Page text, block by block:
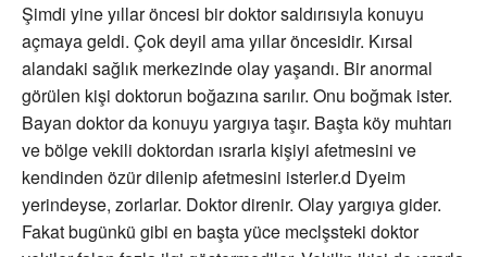
Şimdi yine yıllar öncesi bir doktor saldırısıyla konuyu
açmaya geldi. Çok deyil ama yıllar öncesidir. Kırsal
alandaki sağlık merkezinde olay yaşandı. Bir anormal
görülen kişi doktorun boğazına sarılır. Onu boğmak ister.
Bayan doktor da konuyu yargıya taşır. Başta köy muhtarı
ve bölge vekili doktordan ısrarla kişiyi afetmesini ve
kendinden özür dilenip afetmesini isterler.d Dyeim
yerindeyse, zorlarlar. Doktor direnir. Olay yargıya gider.
Fakat bugünkü gibi en başta yüce meclşsteki doktor